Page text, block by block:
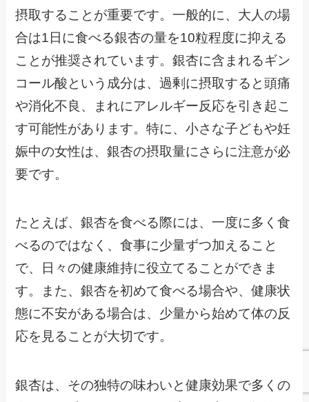
摂取することが重要です。一般的に、大人の場
合は1日に食べる銀杏の量を10粒程度に抑える
ことが推奨されています。銀杏に含まれるギン
コール酸という成分は、過剰に摂取すると頭痛
や消化不良、まれにアレルギー反応を引き起こ
す可能性があります。特に、小さな子どもや妊
娠中の女性は、銀杏の摂取量にさらに注意が必
要です。
たとえば、銀杏を食べる際には、一度に多く食
べるのではなく、食事に少量ずつ加えること
で、日々の健康維持に役立てることができま
す。また、銀杏を初めて食べる場合や、健康状
態に不安がある場合は、少量から始めて体の反
応を見ることが大切です。
銀杏は、その独特の味わいと健康効果で多くの